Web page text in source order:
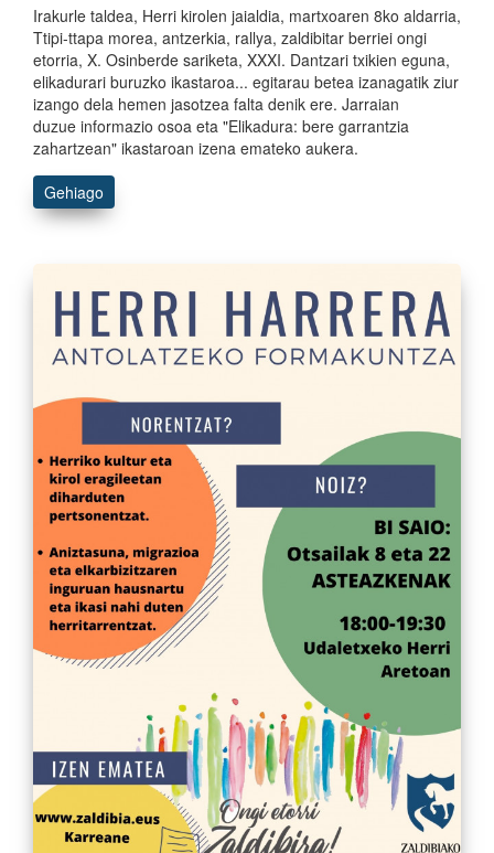
Irakurle taldea, Herri kirolen jaialdia, martxoaren 8ko aldarria,
Ttipi-ttapa morea, antzerkia, rallya, zaldibitar berriei ongi
etorria, X. Osinberde sariketa, XXXI. Dantzari txikien eguna,
elikadurari buruzko ikastaroa... egitarau betea izanagatik ziur
izango dela hemen jasotzea falta denik ere. Jarraian
duzue informazio osoa eta "Elikadura: bere garrantzia
zahartzean" ikastaroan izena emateko aukera.
Gehiago